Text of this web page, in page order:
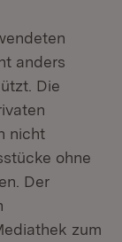
anders
Die
nicht
ohne
Der
zum